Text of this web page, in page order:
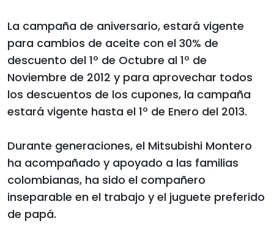
La campaña de aniversario, estará vigente
para cambios de aceite con el 30% de
descuento del 1º de Octubre al 1º de
Noviembre de 2012 y para aprovechar todos
los descuentos de los cupones, la campaña
estará vigente hasta el 1º de Enero del 2013.
Durante generaciones, el Mitsubishi Montero
ha acompañado y apoyado a las familias
colombianas, ha sido el compañero
inseparable en el trabajo y el juguete preferido
de papá.